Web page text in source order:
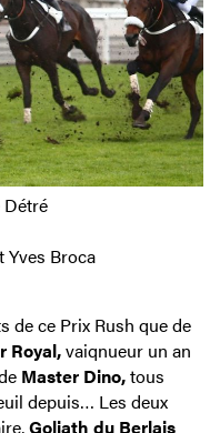
Détré
Yves Broca
de ce Prix Rush que de
Royal,vaiqnueur un an
Master Dino,tous
depuis… Les deux
Goliath du Berlais